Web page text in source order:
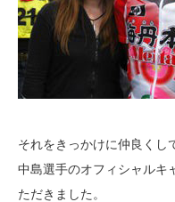
それをきっかけに仲良くし
中島選手のオフィシャルキ
ただきました。